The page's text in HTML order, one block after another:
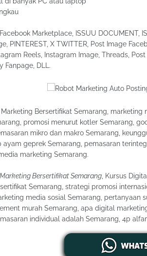
Marketplace, ISSUU DOCUMENT,
PINTEREST, X TWITTER, Post Image
Reels, Instagram Image, Threads,
Fanpage, DLL.
Marketing Bersertifikat Semarang,
promosi menurut kotler Semarang,
mikro dan makro Semarang,
ayam geprek Semarang, pemasaran
marketing Semarang.
Bersertifikat Semarang , Kursus
Semarang, strategi promosi
media sosial Semarang, pertanyaan
murah Semarang, apa digital
individual adalah Semarang, 4p